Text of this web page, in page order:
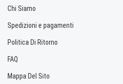
Chi Siamo
Spedizioni e pagamenti
Politica Di Ritorno
FAQ
Mappa Del Sito